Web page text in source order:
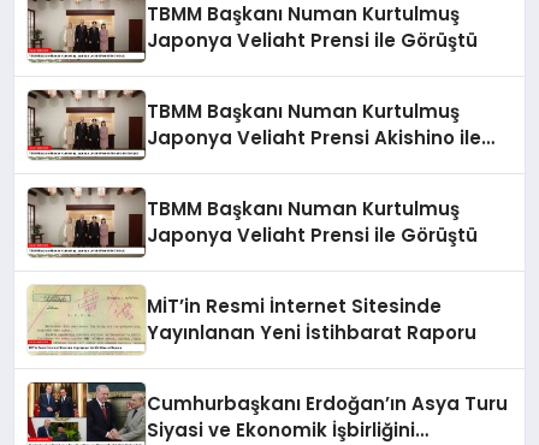
TBMM Başkanı Numan Kurtulmuş
Japonya Veliaht Prensi ile Görüştü
TBMM Başkanı Numan Kurtulmuş
Japonya Veliaht Prensi Akishino ile
TBMM Başkanı Numan Kurtulmuş
Japonya Veliaht Prensi ile Görüştü
MİT’in Resmi İnternet Sitesinde
Yayınlanan Yeni İstihbarat Raporu
Cumhurbaşkanı Erdoğan’ın Asya Turu
Siyasi ve Ekonomik İşbirliğini